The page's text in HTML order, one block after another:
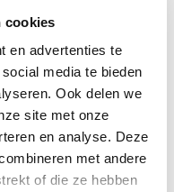
cookies
en advertenties te
media te bieden
Ook delen we
site met onze
en analyse. Deze
met andere
of die ze hebben